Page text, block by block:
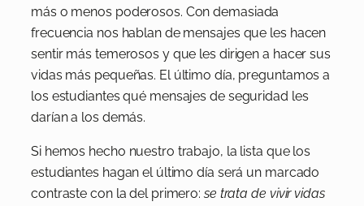
más o menos poderosos. Con demasiada
frecuencia nos hablan de mensajes que les hacen
sentir más temerosos y que les dirigen a hacer sus
vidas más pequeñas. El último día, preguntamos a
los estudiantes qué mensajes de seguridad les
darían a los demás.
Si hemos hecho nuestro trabajo, la lista que los
estudiantes hagan el último día será un marcado
contraste con la del primero:se trata de vivir vidas